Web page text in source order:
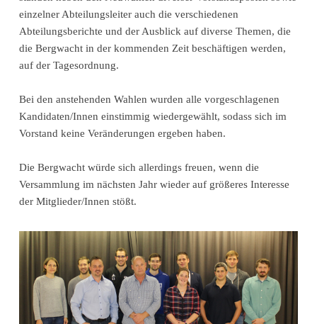
einzelner Abteilungsleiter auch die verschiedenen
Abteilungsberichte und der Ausblick auf diverse Themen, die
die Bergwacht in der kommenden Zeit beschäftigen werden,
auf der Tagesordnung.
Bei den anstehenden Wahlen wurden alle vorgeschlagenen
Kandidaten/Innen einstimmig wiedergewählt, sodass sich im
Vorstand keine Veränderungen ergeben haben.
Die Bergwacht würde sich allerdings freuen, wenn die
Versammlung im nächsten Jahr wieder auf größeres Interesse
der Mitglieder/Innen stößt.